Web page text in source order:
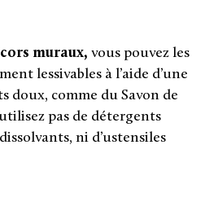
muraux, vous pouvez les
lessivables à l’aide d’une
doux, comme du Savon de
pas de détergents
ni d’ustensiles